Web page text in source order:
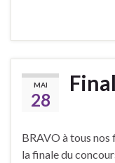
MAI
28
BRAVO à tous nos
la finale du